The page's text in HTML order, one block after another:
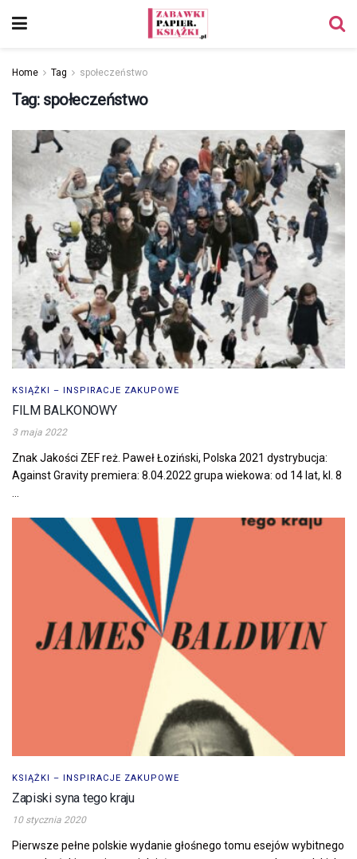
Home Tag społeczeństwo
Tag: społeczeństwo
KSIĄŻKI – INSPIRACJE ZAKUPOWE
FILM BALKONOWY
3 maja 2022
Znak Jakości ZEF reż. Paweł Łoziński, Polska 2021 dystrybucja:
Against Gravity premiera: 8.04.2022 grupa wiekowa: od 14 lat, kl. 8
KSIĄŻKI – INSPIRACJE ZAKUPOWE
Zapiski syna tego kraju
10 stycznia 2020
Pierwsze pełne polskie wydanie głośnego tomu esejów wybitnego